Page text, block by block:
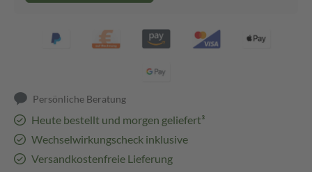
Persönliche Beratung
Heute bestellt und morgen geliefert³
Wechselwirkungscheck inklusive
Versandkostenfreie Lieferung